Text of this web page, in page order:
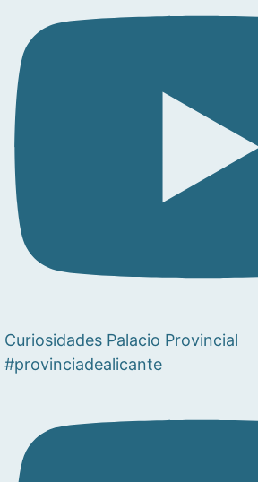
Curiosidades Palacio Provincial
#provinciadealicante